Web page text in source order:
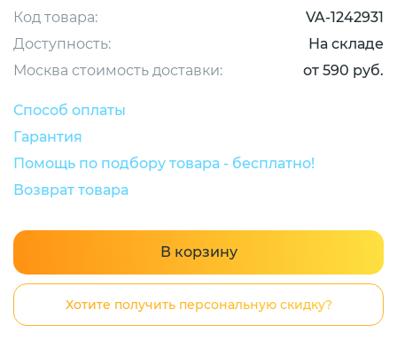
Код товара:
VA-1242931
Доступность:
На складе
Москва стоимость доставки:
от 590 руб.
Способ оплаты
Гарантия
Помощь по подбору товара - бесплатно!
Возврат товара
В корзину
Хотите получить персональную скидку?